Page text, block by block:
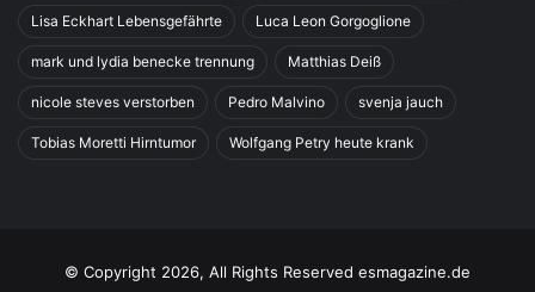
Lisa Eckhart Lebensgefährte Luca Leon Gorgoglione
mark und lydia benecke trennung Matthias Deiß
nicole steves verstorben Pedro Malvino svenja jauch
Tobias Moretti Hirntumor Wolfgang Petry heute krank
© Copyright 2026, All Rights Reserved esmagazine.de